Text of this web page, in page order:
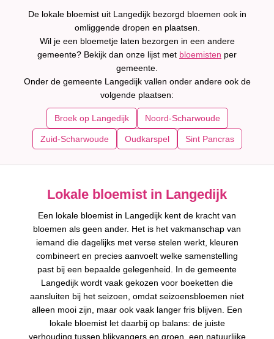
De lokale bloemist uit Langedijk bezorgd bloemen ook in
omliggende dropen en plaatsen.
Wil je een bloemetje laten bezorgen in een andere
gemeente? Bekijk dan onze lijst met bloemisten per
gemeente.
Onder de gemeente Langedijk vallen onder andere ook de
volgende plaatsen:
Broek op Langedijk Noord-Scharwoude
Zuid-Scharwoude Oudkarspel Sint Pancras
Lokale bloemist in Langedijk
Een lokale bloemist in Langedijk kent de kracht van
bloemen als geen ander. Het is het vakmanschap van
iemand die dagelijks met verse stelen werkt, kleuren
combineert en precies aanvoelt welke samenstelling
past bij een bepaalde gelegenheid. In de gemeente
Langedijk wordt vaak gekozen voor boeketten die
aansluiten bij het seizoen, omdat seizoensbloemen niet
alleen mooi zijn, maar ook vaak langer fris blijven. Een
lokale bloemist let daarbij op balans: de juiste
verhouding tussen blikvangers en groen, een natuurlijke